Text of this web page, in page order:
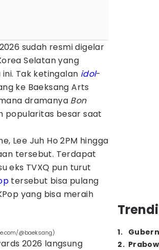
sudah resmi digelar
Selatan yang
Tak ketingalan idol-
ke Baeksang Arts
dramanya Bon
popularitas besar saat
Lee Juh Ho 2PM hingga
tersebut. Terdapat
eks TVXQ pun turut
tersebut bisa pulang
yang bisa meraih
@baeksang)
2026 langsung
1.
2.